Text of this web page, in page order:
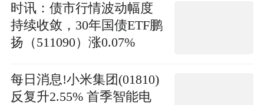
时讯：债市行情波动幅度
持续收敛，30年国债ETF鹏
扬（511090）涨0.07%
每日消息!小米集团(01810)
反复升2.55% 首季智能电